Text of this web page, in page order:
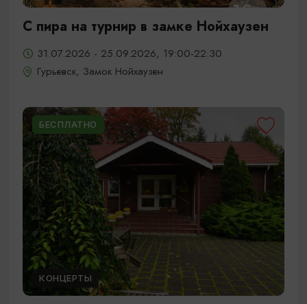
С пира на турнир в замке Нойхаузен
31.07.2026 - 25.09.2026, 19:00-22:30
Гурьевск, Замок Нойхаузен
БЕСПЛАТНО
КОНЦЕРТЫ